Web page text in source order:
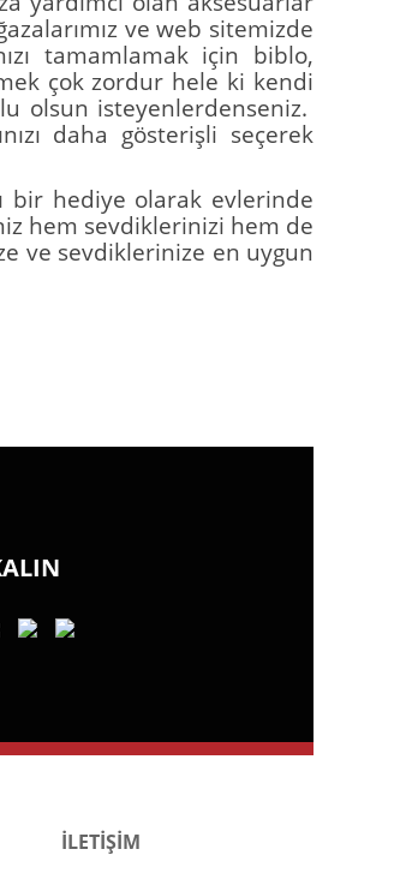
ve web sitemizde
tamamlamak için biblo,
çok zordur hele ki kendi
olsun isteyenlerdenseniz.
daha gösterişli seçerek
bir hediye olarak evlerinde
hem sevdiklerinizi hem de
ve sevdiklerinize en uygun
İLETİŞİM